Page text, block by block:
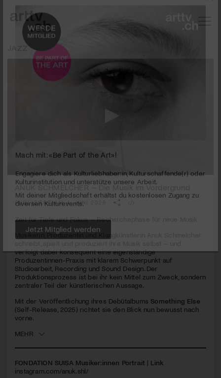
JAZZ
seconds
seconds
ANUK SCHMELCHER – Die Musik im Vordergrund
PUBLIZIERT AM 4. JUNI 2026
Zeit für Tiefe und Fokus – Recherchephase für neue Musik
Musikerin, Produzentin und Klangkünstlerin
verfolgt dabei konsequent eine eigenständige
Produzentinnen-Praxis mit klarem Schwerpunkt auf
Studioarbeit, Recording und Sound Design. Der
Produktionsprozess ist bei ihr kein Mittel zum Zweck, sondern
zentraler Teil der künstlerischen Aussage.
Mit der Veröffentlichung ihres Debütalbums Something Else
(Self-Release, 2025) richtet sie den Blick nun bewusst nach
vorne.
MEHR
FONDATION SUISA Musiker:innen Portrait | Link
instagram.com/anuk.shl/
Mach mit: «Be Part of the Art»!
Kulturinstitution und unterstütze unsere Arbeit.
diversen Kulturevents.